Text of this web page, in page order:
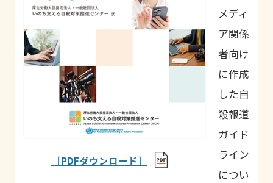
［PDFダウンロード］
メディ
ア関係
者向け
に作成
した自
殺報道
ガイド
ライン
につい